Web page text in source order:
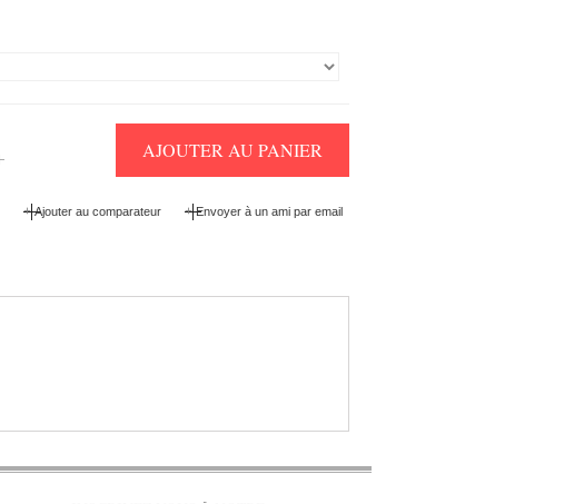
AJOUTER AU PANIER
+Ajouter au comparateur +Envoyer à un ami par email